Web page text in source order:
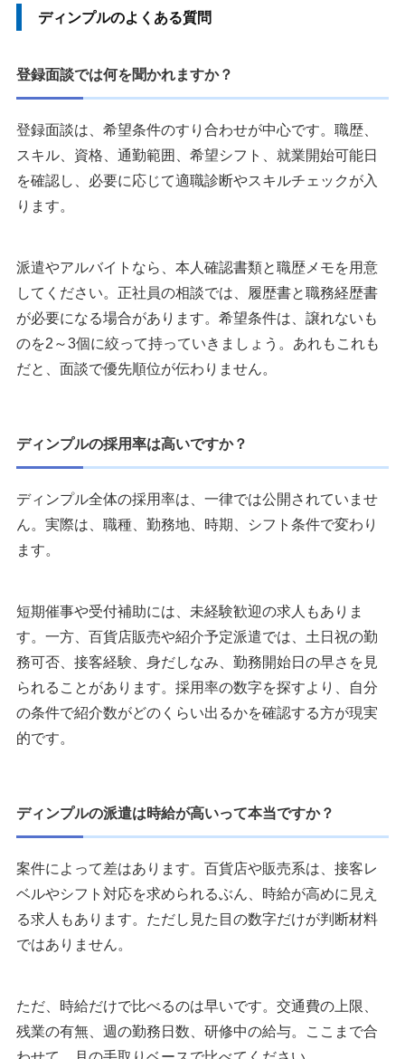
ディンプルのよくある質問
登録面談では何を聞かれますか？
登録面談は、希望条件のすり合わせが中心です。職歴、
スキル、資格、通勤範囲、希望シフト、就業開始可能日
を確認し、必要に応じて適職診断やスキルチェックが入
ります。
派遣やアルバイトなら、本人確認書類と職歴メモを用意
してください。正社員の相談では、履歴書と職務経歴書
が必要になる場合があります。希望条件は、譲れないも
のを2～3個に絞って持っていきましょう。あれもこれも
だと、面談で優先順位が伝わりません。
ディンプルの採用率は高いですか？
ディンプル全体の採用率は、一律では公開されていませ
ん。実際は、職種、勤務地、時期、シフト条件で変わり
ます。
短期催事や受付補助には、未経験歓迎の求人もありま
す。一方、百貨店販売や紹介予定派遣では、土日祝の勤
務可否、接客経験、身だしなみ、勤務開始日の早さを見
られることがあります。採用率の数字を探すより、自分
の条件で紹介数がどのくらい出るかを確認する方が現実
的です。
ディンプルの派遣は時給が高いって本当ですか？
案件によって差はあります。百貨店や販売系は、接客レ
ベルやシフト対応を求められるぶん、時給が高めに見え
る求人もあります。ただし見た目の数字だけが判断材料
ではありません。
ただ、時給だけで比べるのは早いです。交通費の上限、
残業の有無、週の勤務日数、研修中の給与。ここまで合